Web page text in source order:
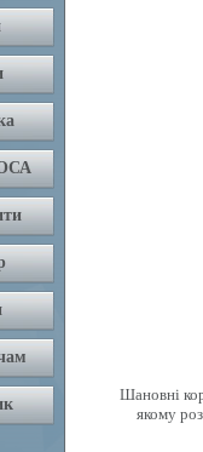
Шановні
якому